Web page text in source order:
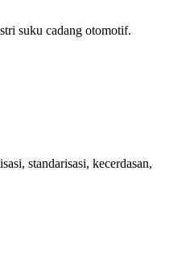
suku cadang otomotif.
standarisasi, kecerdasan,